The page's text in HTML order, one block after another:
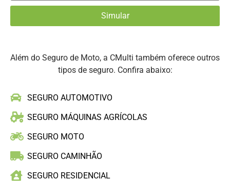
Além do Seguro de Moto, a CMulti também oferece outros
tipos de seguro. Confira abaixo:
SEGURO AUTOMOTIVO
SEGURO MÁQUINAS AGRÍCOLAS
SEGURO MOTO
SEGURO CAMINHÃO
SEGURO RESIDENCIAL